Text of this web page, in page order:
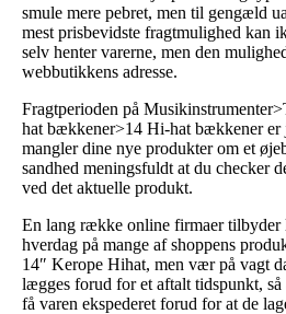
smule mere pebret, men til gengæld
mest prisbevidste fragtmulighed kan
selv henter varerne, men den
webbutikkens adresse.
Fragtperioden på
hat bækkener>14 Hi-hat bækkener
mangler dine nye produkter om et
sandhed meningsfuldt at du checker
ved det aktuelle produkt.
En lang række online firmaer tilbyder
hverdag på mange af shoppens
14″ Kerope Hihat, men vær på vagt
lægges forud for et aftalt tidspunkt, så
få varen ekspederet forud for at de